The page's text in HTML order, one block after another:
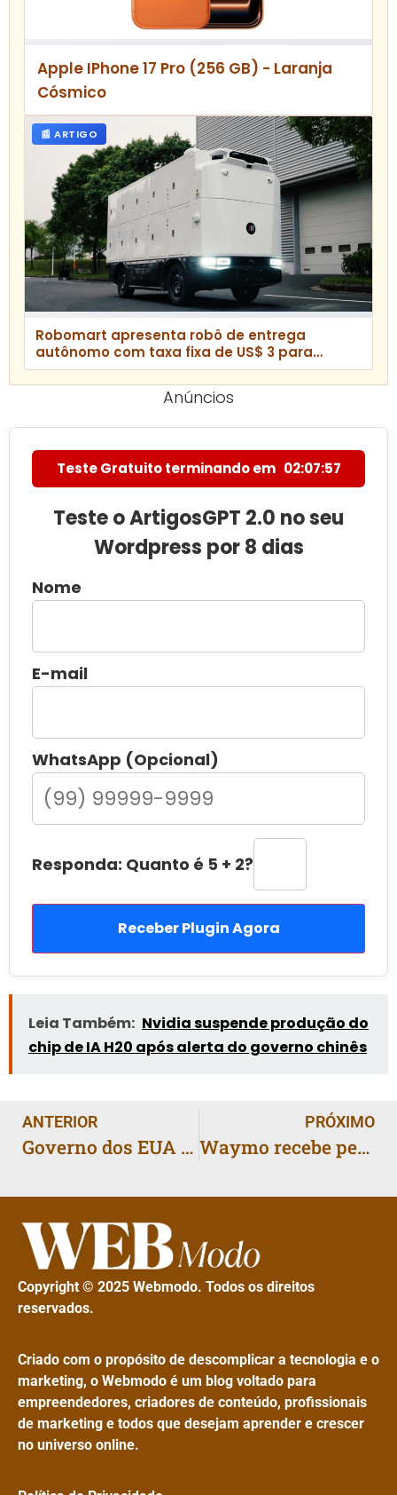
Apple IPhone 17 Pro (256 GB) - Laranja
Cósmico
📰 ARTIGO
Robomart apresenta robô de entrega
autônomo com taxa fixa de US$ 3 para
competir com apps de delivery
Anúncios
Teste Gratuito terminando em 02:07:56
Teste o ArtigosGPT 2.0 no seu
Wordpress por 8 dias
Nome
E-mail
WhatsApp (Opcional)
Responda: Quanto é 5 + 2?
Receber Plugin Agora
Leia Também: Nvidia suspende produção do
chip de IA H20 após alerta do governo chinês
ANTERIOR
Governo dos EUA pretende adquirir 10% da Intel
PRÓXIMO
Waymo recebe permissão para testar carros autônomos em Nova York
Copyright © 2025 Webmodo. Todos os direitos
reservados.
Criado com o propósito de descomplicar a tecnologia e o
marketing, o Webmodo é um blog voltado para
empreendedores, criadores de conteúdo, profissionais
de marketing e todos que desejam aprender e crescer
no universo online.